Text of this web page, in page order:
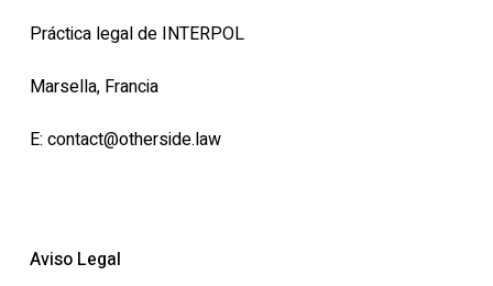
Práctica legal de INTERPOL
Marsella, Francia
E: contact@otherside.law
Aviso Legal